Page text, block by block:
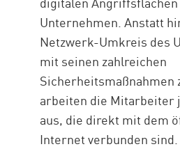
Unternehmen. Anstatt
Netzwerk-Umkreis des
mit seinen zahlreichen
Sicherheitsmaßnahmen
arbeiten die Mitarbeiter
aus, die direkt mit dem
Internet verbunden sind.